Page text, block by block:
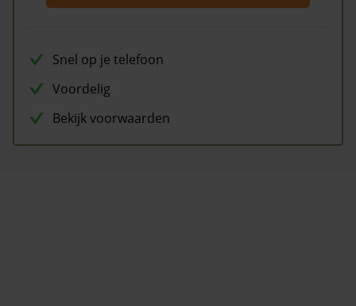
Snel op je telefoon
Voordelig
Bekijk voorwaarden